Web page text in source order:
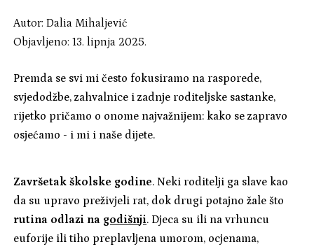
Autor:Dalia Mihaljević
Objavljeno: 13. lipnja 2025.
Premda se svi mi često fokusiramo na rasporede,
svjedodžbe, zahvalnice i zadnje roditeljske sastanke,
rijetko pričamo o onome najvažnijem: kako se zapravo
osjećamo - i mi i naše dijete.
Završetak školske godine. Neki roditelji ga slave kao
da su upravo preživjeli rat, dok drugi potajno žale što
rutina odlazi na godišnji. Djeca su ili na vrhuncu
euforije ili tiho preplavljena umorom, ocjenama,